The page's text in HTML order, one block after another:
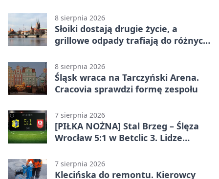
8 sierpnia 2026
Słoiki dostają drugie życie, a
grillowe odpady trafiają do różnych
8 sierpnia 2026
Śląsk wraca na Tarczyński Arena.
Cracovia sprawdzi formę zespołu
7 sierpnia 2026
[PIŁKA NOŻNA] Stal Brzeg – Ślęza
Wrocław 5:1 w Betclic 3. Lidze
porażka wrocławian
7 sierpnia 2026
Klecińska do remontu. Kierowcy